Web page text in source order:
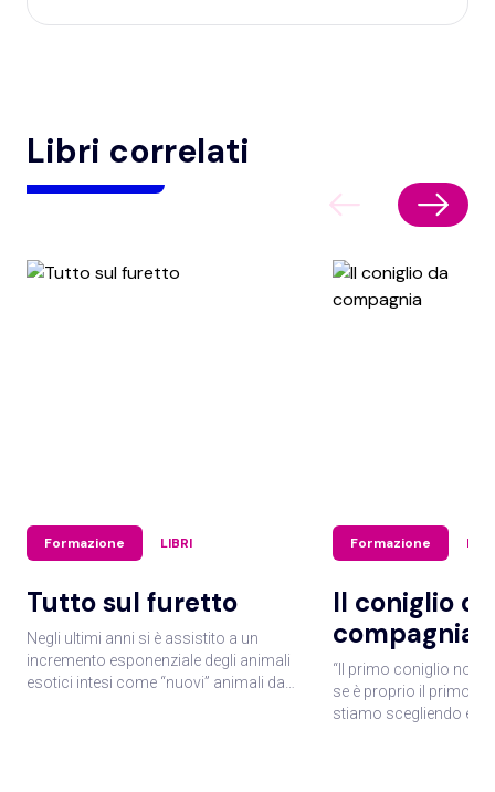
Libri correlati
Formazione LIBRI
Tutto sul furetto
Negli ultimi anni si è assistito a un
incremento esponenziale degli animali
esotici intesi come “nuovi” animali da
Formazione
Il coniglio da
compagnia
“Il primo coniglio non
se è proprio il primo
stiamo scegliendo e